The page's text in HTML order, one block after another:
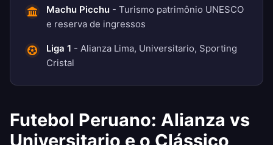
Machu Picchu - Turismo patrimônio UNESCO
e reserva de ingressos
Liga 1 - Alianza Lima, Universitario, Sporting
Cristal
Futebol Peruano: Alianza vs
Universitario e o Clássico